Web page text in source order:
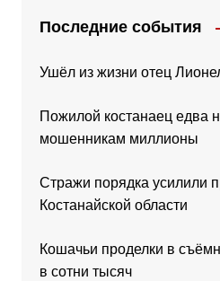
Последние события
Ушёл из жизни отец
Пожилой костанаец едва
мошенникам миллионы
Стражи порядка усилили
Костанайской области
Кошачьи проделки в
в сотни тысяч